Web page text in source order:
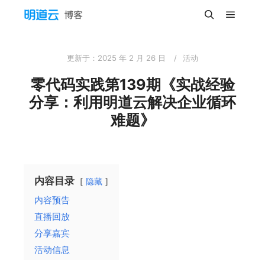
更新于： 2025 年 2 月 26 日 活动
零代码实践第139期《实战经验
分享：利用明道云解决企业循环
难题》
内容目录 隐藏
内容预告
直播回放
分享嘉宾
活动信息